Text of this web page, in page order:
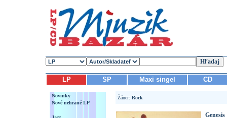
LP SP Maxi singel CD
Novinky
Nové nehrané LP
Žáner: Rock
Genesis